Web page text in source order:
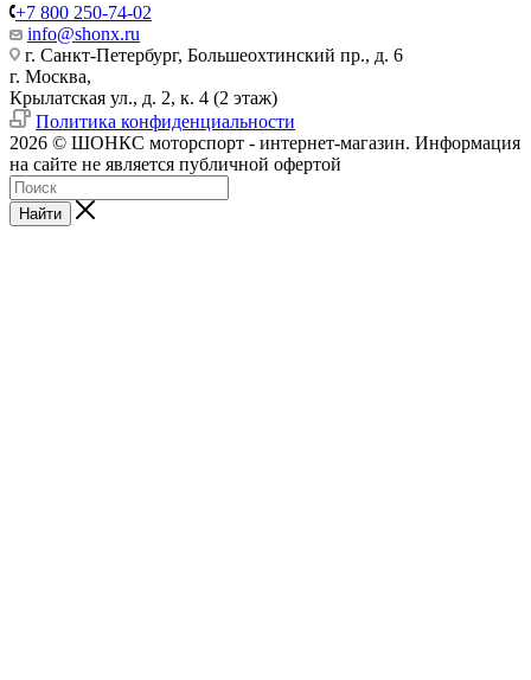
+7 800 250-74-02
info@shonx.ru
г. Санкт-Петербург, Большеохтинский пр., д. 6
г. Москва,
Крылатская ул., д. 2, к. 4 (2 этаж)
Политика конфиденциальности
2026 © ШОНКС моторспорт - интернет-магазин. Информация
на сайте не является публичной офертой
Найти